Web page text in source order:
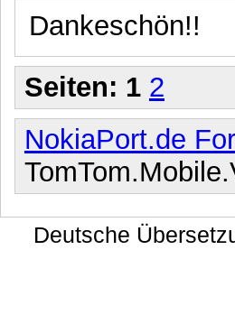
Dankeschön!!
Seiten: 1 2
NokiaPort.de
Deutsche